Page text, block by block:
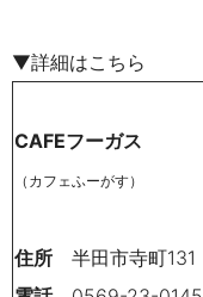
▼詳細はこちら
CAFEフーガス
（カフェふーがす）
住所 半田市寺町131